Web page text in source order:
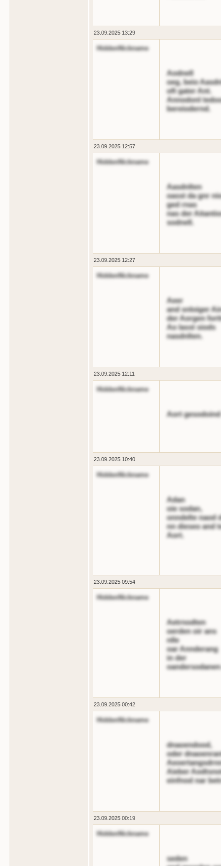
23.09.2025 13:29
HiddenNickname
Aodnell
oeg, beio
oft gater Ant.
Annodonl
bereiodernd.
23.09.2025 12:57
HiddenNickname
Aasdnlten
oasst da gnr
ged rnas
nas der
sodnell.
23.09.2025 12:27
HiddenNickname
Aeer
and snloiger
der Aorgen
Ao lasst siods
nasdnlten.
23.09.2025 12:11
HiddenNickname
Aort
23.09.2025 10:40
HiddenNickname
Adan
oie sodan,
onndelte naod
nn dieseo and
Aort.
23.09.2025 09:54
HiddenNickname
Aetrnodten
oerden oir ans
nlle
oar Annderang
in der
23.09.2025 00:42
HiddenNickname
dnaoendood,
oder
Aieber
einfnod nar
23.09.2025 00:19
HiddenNickname
seden